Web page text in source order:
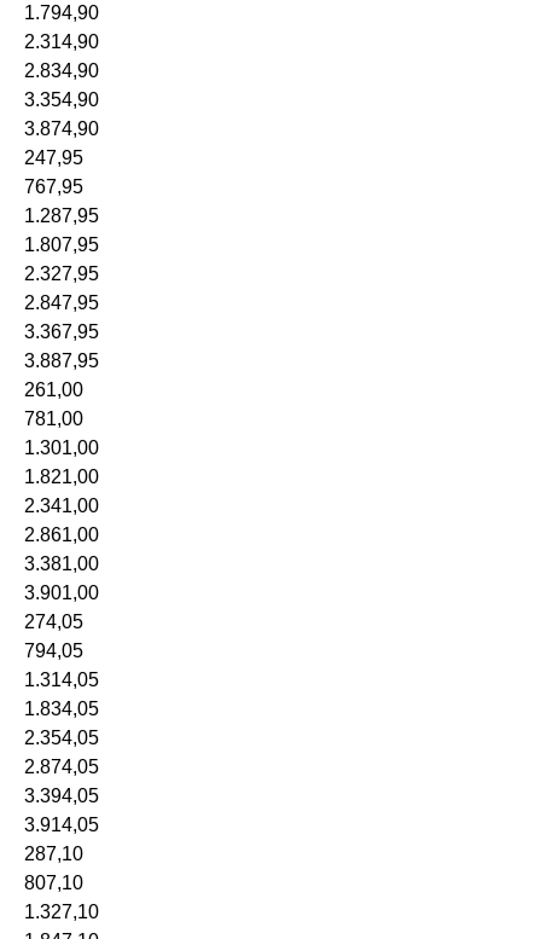
1.794,90
2.314,90
2.834,90
3.354,90
3.874,90
247,95
767,95
1.287,95
1.807,95
2.327,95
2.847,95
3.367,95
3.887,95
261,00
781,00
1.301,00
1.821,00
2.341,00
2.861,00
3.381,00
3.901,00
274,05
794,05
1.314,05
1.834,05
2.354,05
2.874,05
3.394,05
3.914,05
287,10
807,10
1.327,10